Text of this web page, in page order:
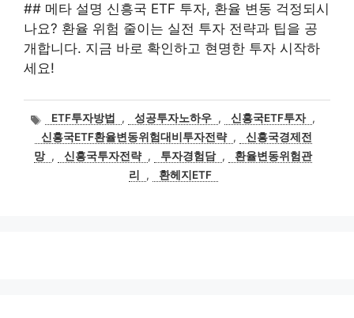
## 메타 설명 신흥국 ETF 투자, 환율 변동 걱정되시
나요? 환율 위험 줄이는 실전 투자 전략과 팁을 공
개합니다. 지금 바로 확인하고 현명한 투자 시작하
세요!
태
그
ETF투자방법 , 성공투자노하우 , 신흥국ETF투자 ,
신흥국ETF환율변동위험대비투자전략 ,
신흥국경제전
망 , 신흥국투자전략 , 투자경험담 ,
환율변동위험관
리
, 환헤지ETF